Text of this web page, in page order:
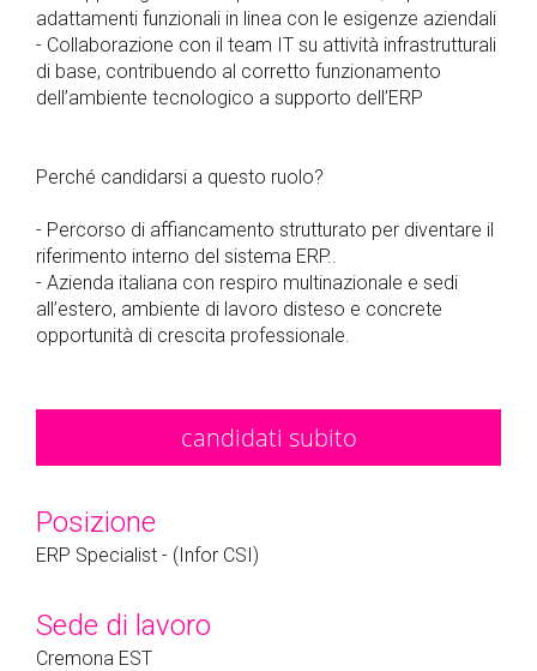
adattamenti funzionali in linea con le esigenze aziendali
- Collaborazione con il team IT su attività infrastrutturali
di base, contribuendo al corretto funzionamento
dell’ambiente tecnologico a supporto dell’ERP
Perché candidarsi a questo ruolo?
- Percorso di affiancamento strutturato per diventare il
riferimento interno del sistema ERP..
- Azienda italiana con respiro multinazionale e sedi
all’estero, ambiente di lavoro disteso e concrete
opportunità di crescita professionale.
candidati subito
Posizione
ERP Specialist - (Infor CSI)
Sede di lavoro
Cremona EST